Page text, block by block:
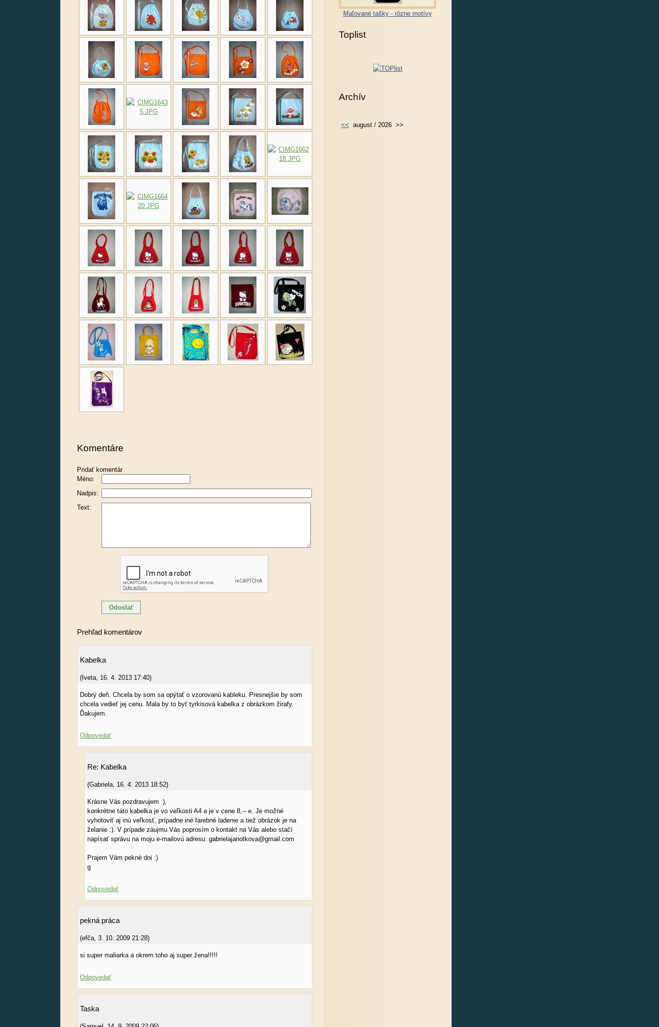
Komentáre
Pridať komentár
Méno:
Nadpis:
Text:
Prehľad komentárov
Kabelka
( Iveta, 16. 4. 2013 17:40)
Dobrý deň. Chcela by som sa opýtať o vzorovanú kableku. Presnejšie by som
chcela vedieť jej cenu. Mala by to byť tyrkisová kabelka z obrázkom žirafy.
Ďakujem.
Odpovedať
Re: Kabelka
(Gabriela, 16. 4. 2013 18:52)
Krásne Vás pozdravujem :),
konkrétne táto kabelka je vo veľkosti A4 a je v cene 8,-- e. Je možné
vyhotoviť aj inú veľkosť, prípadne iné farebné ladenie a tiež obrázok je na
želanie :). V prípade záujmu Vás poprosím o kontakt na Vás alebo stačí
napísať správu na moju e-mailovú adresu: gabrielajanotkova@gmail.com
Prajem Vám pekné dni :)
g
Odpovedať
pekná práca
(efča, 3. 10. 2009 21:28)
si super maliarka a okrem toho aj super žena!!!!!
Odpovedať
Taska
Maľované tašky - rôzne motívy
Toplist
Archív
<< august / 2026 >>